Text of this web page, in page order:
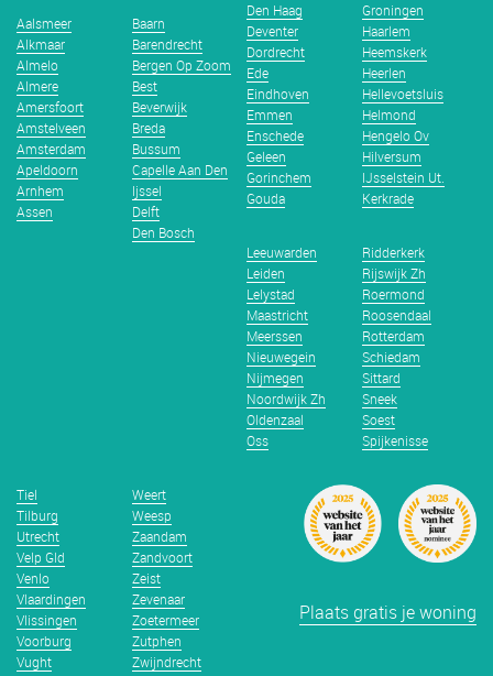
Aalsmeer
Alkmaar
Almelo
Almere
Amersfoort
Amstelveen
Amsterdam
Apeldoorn
Arnhem
Assen
Baarn
Barendrecht
Bergen Op Zoom
Best
Beverwijk
Breda
Bussum
Capelle Aan Den
Ijssel
Delft
Den Bosch
Den Haag
Deventer
Dordrecht
Ede
Eindhoven
Emmen
Enschede
Geleen
Gorinchem
Gouda
Groningen
Haarlem
Heemskerk
Heerlen
Hellevoetsluis
Helmond
Hengelo Ov
Hilversum
IJsselstein Ut.
Kerkrade
Leeuwarden
Leiden
Lelystad
Maastricht
Meerssen
Nieuwegein
Nijmegen
Noordwijk Zh
Oldenzaal
Oss
Ridderkerk
Rijswijk Zh
Roermond
Roosendaal
Rotterdam
Schiedam
Sittard
Sneek
Soest
Spijkenisse
Tiel
Tilburg
Utrecht
Velp Gld
Venlo
Vlaardingen
Vlissingen
Voorburg
Vught
Weert
Weesp
Zaandam
Zandvoort
Zeist
Zevenaar
Zoetermeer
Zutphen
Zwijndrecht
Plaats gratis je woning